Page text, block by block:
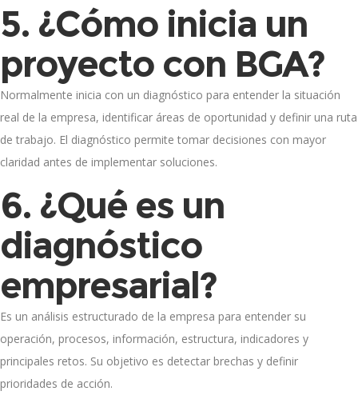
5. ¿Cómo inicia un
proyecto con BGA?
Normalmente inicia con un diagnóstico para entender la situación
real de la empresa, identificar áreas de oportunidad y definir una ruta
de trabajo. El diagnóstico permite tomar decisiones con mayor
claridad antes de implementar soluciones.
6. ¿Qué es un
diagnóstico
empresarial?
Es un análisis estructurado de la empresa para entender su
operación, procesos, información, estructura, indicadores y
principales retos. Su objetivo es detectar brechas y definir
prioridades de acción.